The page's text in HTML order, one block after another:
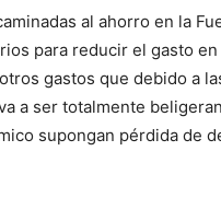
al ahorro en la
para reducir el gasto
gastos que debido a
a ser totalmente
supongan pérdida de